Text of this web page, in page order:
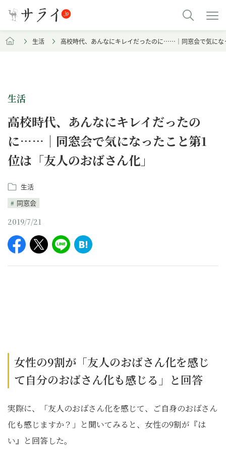
生活 高校時代、あんなにキレイだったのに……｜同窓会で気にな
生活
高校時代、あんなにキレイだったの
に……｜同窓会で気になったこと第1
位は「友人のおばさん化」
生活
同窓会
2019/7/21
女性の9割が「友人のおばさん化を感じ
て自分のおばさん化も感じる」と回答
実際に、「友人のおばさん化を感じて、ご自身のおばさん
化も感じますか？」と聞いてみると、女性の9割が『は
い』と回答した。